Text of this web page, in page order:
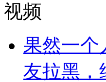
视频
果然一个
友拉黑，